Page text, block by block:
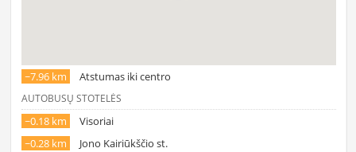
~7.96 km Atstumas iki centro
AUTOBUSŲ STOTELĖS
~0.18 km
Visoriai
~0.28 km
Jono Kairiūkščio st.